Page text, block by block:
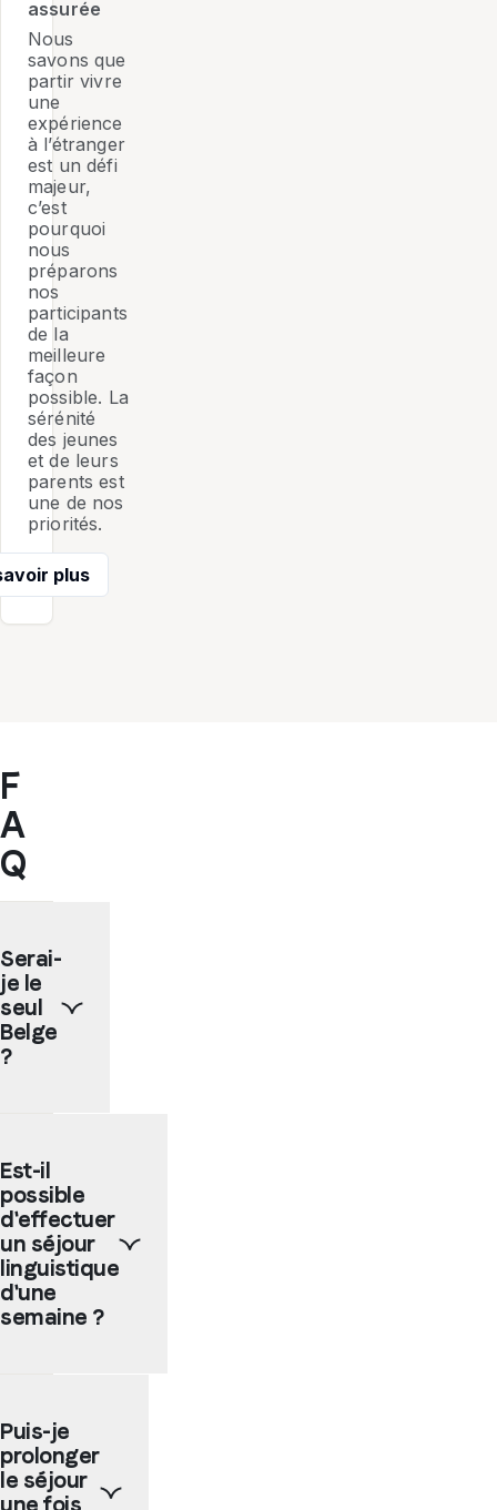
assurée
Nous
savons que
partir vivre
une
expérience
à l’étranger
est un défi
majeur,
c’est
pourquoi
nous
préparons
nos
participants
de la
meilleure
façon
possible. La
sérénité
des jeunes
et de leurs
parents est
une de nos
priorités.
plus
F
A
Q
Serai-
je le
seul
Belge
?
linguistiques
sont
des
programmes
très
populaires,
nous
garantir
que
tu
seras
Est-il
possible
d'effectuer
un séjour
linguistique
d'une
semaine ?
de
échanges
linguistiques
sont
Puis-je
prolonger
le séjour